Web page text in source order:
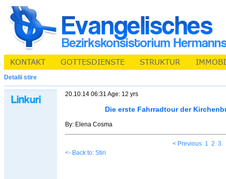
Detalii stire
20.10.14 06:31 Age: 12 yrs
Die erste Fahrradtour der
By: Elena Cosma
< Previous 1 2 3
<- Back to: Stiri